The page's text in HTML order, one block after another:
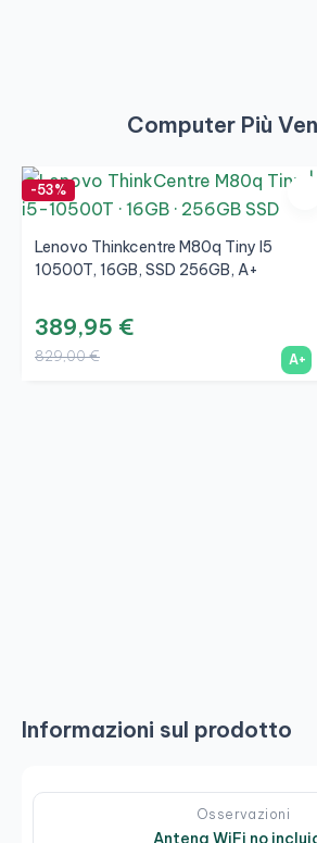
Computer Più
-53%
Lenovo Thinkcentre M80q Tiny I5
10500T, 16GB, SSD 256GB, A+
389,95 €
829,00 € A+
Informazioni sul prodotto
Osservazioni
Antena WiFi no